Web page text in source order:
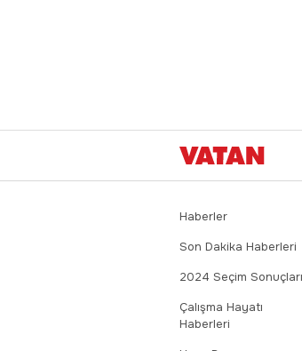
Haberler
Son Dakika Haberleri
2024 Seçim Sonuçları
Çalışma Hayatı
Haberleri